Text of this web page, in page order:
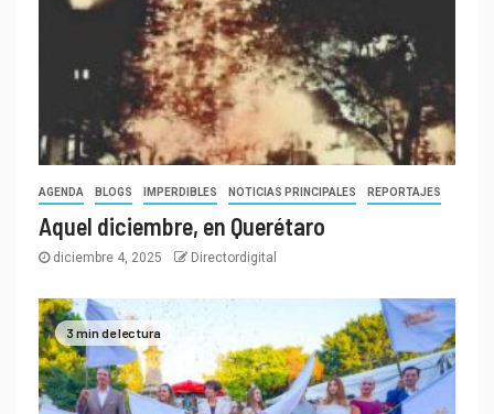
AGENDA BLOGS IMPERDIBLES NOTICIAS PRINCIPALES REPORTAJES
Aquel diciembre, en Querétaro
diciembre 4, 2025 Directordigital
3 min de lectura